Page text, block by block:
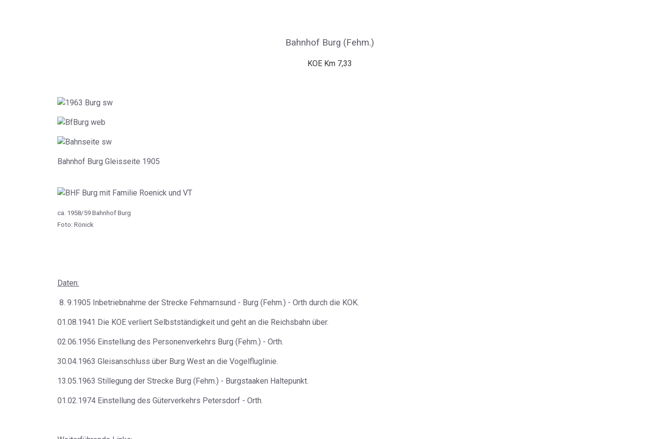
Bahnhof Burg (Fehm.)
KOE Km 7,33
Bahnhof Burg Gleisseite 1905
ca. 1958/59 Bahnhof Burg
Foto: Rönick
Daten:
8. 9.1905 Inbetriebnahme der Strecke Fehmarnsund - Burg (Fehm.) - Orth durch die KOK.
01.08.1941 Die KOE verliert Selbstständigkeit und geht an die Reichsbahn über.
02.06.1956 Einstellung des Personenverkehrs Burg (Fehm.) - Orth.
30.04.1963 Gleisanschluss über Burg West an die Vogelfluglinie.
13.05.1963 Stillegung der Strecke Burg (Fehm.) - Burgstaaken Haltepunkt.
01.02.1974 Einstellung des Güterverkehrs Petersdorf - Orth.